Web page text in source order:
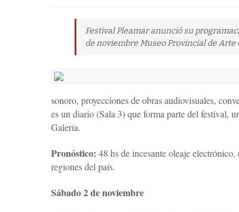
Festival Pleamar anunció su
de noviembre Museo Provincial de Arte
sonoro, proyecciones de obras audiovisuales,
es un diario (Sala 3) que forma parte del festival,
Galería.
Pronóstico: 48 hs de incesante oleaje
regiones del país.
Sábado 2 de noviembre